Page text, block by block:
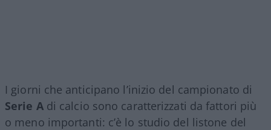
I giorni che anticipano l’inizio del campionato di
Serie Adi calcio sono caratterizzati da fattori più
o meno importanti: c’è lo studio del listone del